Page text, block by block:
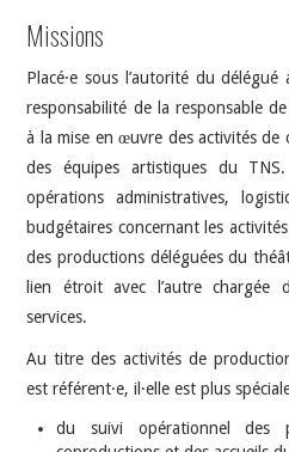
Missions
Placé·e sous l’autorité du
responsabilité de la responsable
à la mise en œuvre des activités de
des équipes artistiques du
opérations administratives,
budgétaires concernant les
des productions déléguées du
lien étroit avec l’autre
services.
Au titre des activités de
est référent·e, il·elle est plus
du suivi opérationnel des